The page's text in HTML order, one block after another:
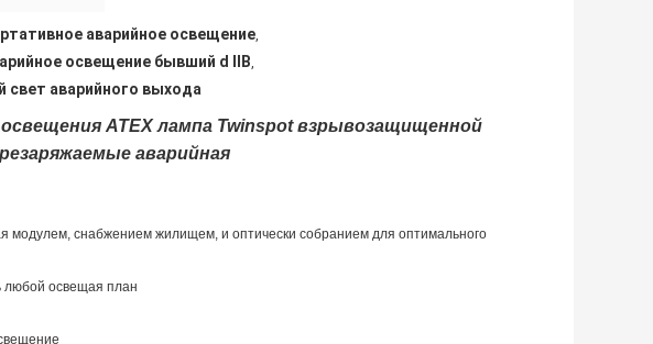
аварийное освещение
освещение бывший d IIB
аварийного выхода
ATEX лампа Twinspot взрывозащищенной
аварийная
модулем, снабжением жилищем, и оптически собранием для оптимального
любой освещая план